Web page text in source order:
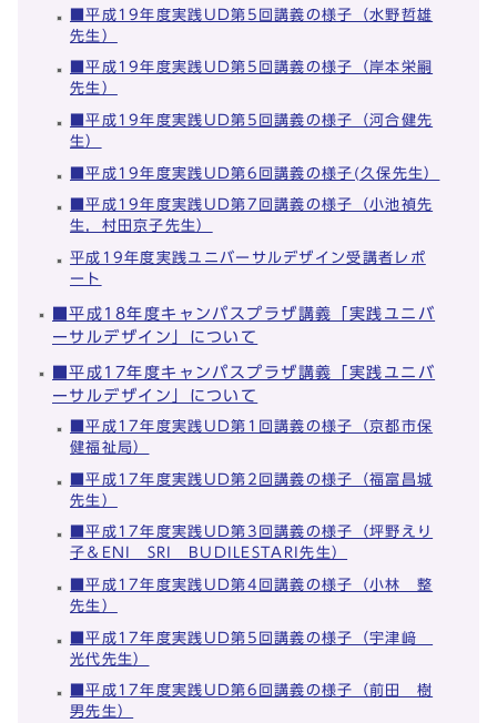
■平成19年度実践UD第5回講義の様子（水野哲雄
先生）
■平成19年度実践UD第5回講義の様子（岸本栄嗣
先生）
■平成19年度実践UD第5回講義の様子（河合健先
生）
■平成19年度実践UD第6回講義の様子(久保先生）
■平成19年度実践UD第7回講義の様子（小池禎先
生，村田京子先生）
平成19年度実践ユニバーサルデザイン受講者レポ
ート
■平成18年度キャンパスプラザ講義「実践ユニバ
ーサルデザイン」について
■平成17年度キャンパスプラザ講義「実践ユニバ
ーサルデザイン」について
■平成17年度実践UD第1回講義の様子（京都市保
健福祉局）
■平成17年度実践UD第2回講義の様子（福富昌城
先生）
■平成17年度実践UD第3回講義の様子（坪野えり
子＆ENI SRI BUDILESTARI先生）
■平成17年度実践UD第4回講義の様子（小林 整
先生）
■平成17年度実践UD第5回講義の様子（宇津﨑
光代先生）
■平成17年度実践UD第6回講義の様子（前田 樹
男先生）